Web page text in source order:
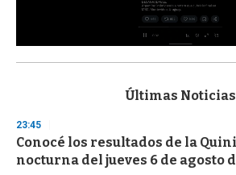
s
d
s
o
f
Últimas Noticias
23:45
Conocé los resultados de la
nocturna del jueves 6 de agosto